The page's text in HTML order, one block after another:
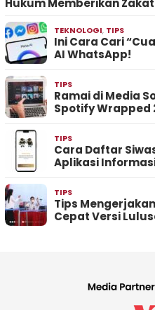
Hukum Memberikan
TEKNOLOGI, TIPS
Ini Cara Cari
AI WhatsApp!
TIPS
Ramai di Media
Spotify Wrapped
TIPS
Cara Daftar
Aplikasi
TIPS
Tips
Cepat Versi